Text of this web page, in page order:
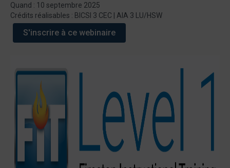
Quand : 10 septembre 2025
Crédits réalisables : BICSI 3 CEC | AIA 3 LU/HSW
S'inscrire à ce webinaire